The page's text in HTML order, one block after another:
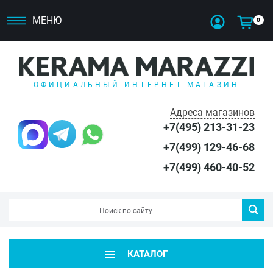
МЕНЮ 0
ОФИЦИАЛЬНЫЙ ИНТЕРНЕТ-МАГАЗИН
Адреса магазинов
+7(495) 213-31-23
+7(499) 129-46-68
+7(499) 460-40-52
КАТАЛОГ